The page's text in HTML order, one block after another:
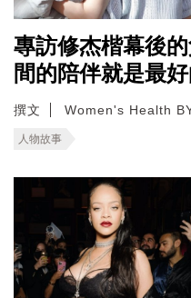
專訪修杰楷幕後
間的陪伴就是最
撰文 Women's Health
人物故事